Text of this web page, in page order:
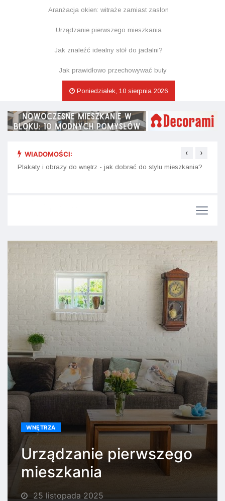
Aranżacja okien: witraże zamiast zasłon
Urządzanie pierwszego mieszkania
Jak znaleźć idealny stół do jadalni?
Jak prawidłowo przechowywać buty
Poniedziałek, 10 sierpnia 2026
WIADOMOŚCI:
Plakaty i obrazy do wnętrz - jak dobrać do stylu mieszkania?
‹ ›
WNĘTRZA
Urządzanie pierwszego
mieszkania
25 listopada 2025